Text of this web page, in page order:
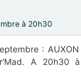
à 20h30
:
A 20h30